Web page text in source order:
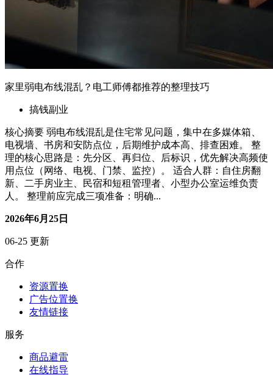
06-25 更新
资源置换
在线指导
社群交流
关于
博客
赞助商
精选友链
更多友链
联系我们
公众号
小红书